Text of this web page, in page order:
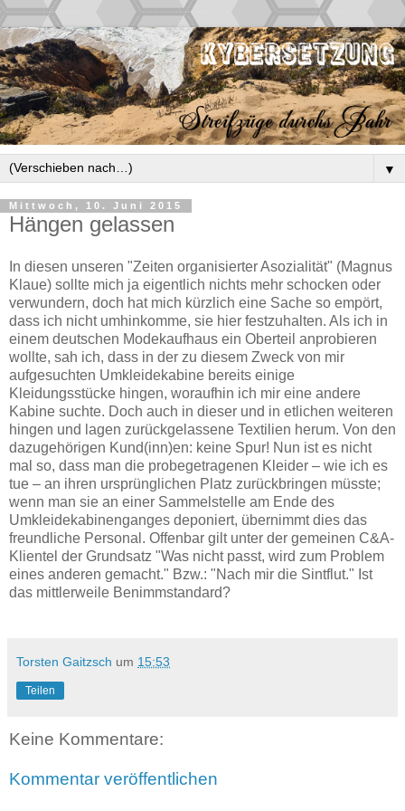
▼
Mittwoch, 10. Juni 2015
Hängen gelassen
In diesen unseren "Zeiten organisierter Asozialität" (Magnus
Klaue) sollte mich ja eigentlich nichts mehr schocken oder
verwundern, doch hat mich kürzlich eine Sache so empört,
dass ich nicht umhinkomme, sie hier festzuhalten. Als ich in
einem deutschen Modekaufhaus ein Oberteil anprobieren
wollte, sah ich, dass in der zu diesem Zweck von mir
aufgesuchten Umkleidekabine bereits einige
Kleidungsstücke hingen, woraufhin ich mir eine andere
Kabine suchte. Doch auch in dieser und in etlichen weiteren
hingen und lagen zurückgelassene Textilien herum. Von den
dazugehörigen Kund(inn)en: keine Spur! Nun ist es nicht
mal so, dass man die probegetragenen Kleider – wie ich es
tue – an ihren ursprünglichen Platz zurückbringen müsste;
wenn man sie an einer Sammelstelle am Ende des
Umkleidekabinenganges deponiert, übernimmt dies das
freundliche Personal. Offenbar gilt unter der gemeinen C&A-
Klientel der Grundsatz "Was nicht passt, wird zum Problem
eines anderen gemacht." Bzw.: "Nach mir die Sintflut." Ist
das mittlerweile Benimmstandard?
Torsten Gaitzsch um 15:53
Teilen
Keine Kommentare:
Kommentar veröffentlichen